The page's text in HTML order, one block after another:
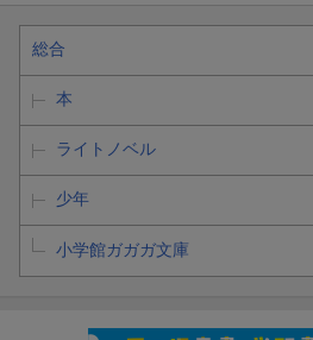
総合
本
ライトノベル
少年
小学館ガガガ文庫